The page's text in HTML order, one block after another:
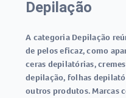
Depilação
A categoria Depilação
de pelos eficaz, como
ceras depilatórias,
depilação, folhas
outros produtos. Marcas